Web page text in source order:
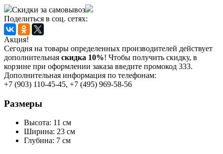
Скидки за самовывоз
Поделиться в соц. сетях:
Акция!
Сегодня на товары определенных производителей действует
дополнительная скидка 10%! Чтобы получить скидку, в
корзине при оформлении заказа введите промокод 333.
Дополнительная информация по телефонам:
+7 (903) 110-45-45, +7 (495) 969-58-56
Размеры
Высота: 11 см
Ширина: 23 см
Глубина: 7 см